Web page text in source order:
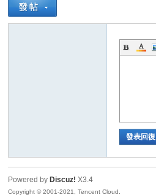
Bo
發表回復
Powered by Discuz! X3.4
Copyright © 2001-2021, Tencent Cloud.